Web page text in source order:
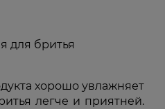
для бритья
хорошо увлажняет
легче и приятней.